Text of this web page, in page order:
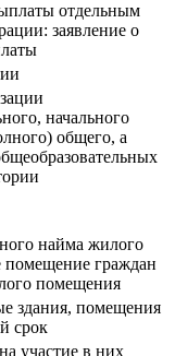
отдельным
заявление о
начального
общего, а
найма жилого
помещение граждан
помещения
здания, помещения
срок
участие в них